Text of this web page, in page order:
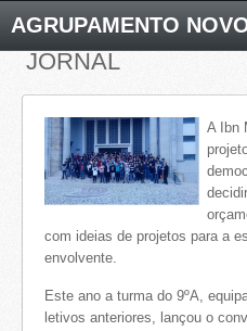
AGRUPAMENTO
JORNAL
A Ibn
com ideias de projetos para a
envolvente.
Este ano a turma do 9ºA,
letivos anteriores, lançou o